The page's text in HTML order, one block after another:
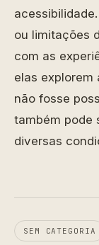
ou limitações
com as
elas explorem
não fosse
também pode
diversas
SEM CATEGORIA